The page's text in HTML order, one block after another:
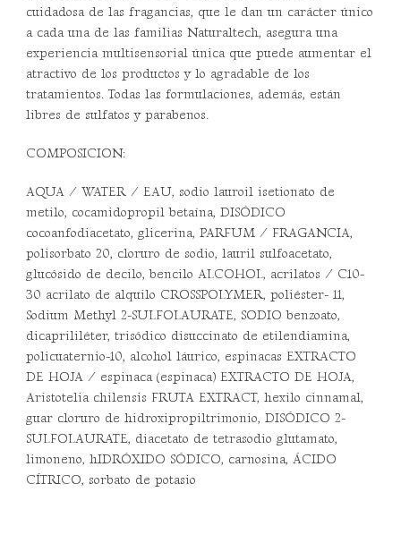
cuidadosa de las fragancias, que le dan un carácter único
a cada una de las familias Naturaltech, asegura una
experiencia multisensorial única que puede aumentar el
atractivo de los productos y lo agradable de los
tratamientos. Todas las formulaciones, además, están
libres de sulfatos y parabenos.
COMPOSICION:
AQUA / WATER / EAU, sodio lauroil isetionato de
metilo, cocamidopropil betaína, DISÓDICO
cocoanfodiacetato, glicerina, PARFUM / FRAGANCIA,
polisorbato 20, cloruro de sodio, lauril sulfoacetato,
glucósido de decilo, bencilo ALCOHOL, acrilatos / C10-
30 acrilato de alquilo CROSSPOLYMER, poliéster- 11,
Sodium Methyl 2-SULFOLAURATE, SODIO benzoato,
dicaprililéter, trisódico disuccinato de etilendiamina,
policuaternio-10, alcohol láurico, espinacas EXTRACTO
DE HOJA / espinaca (espinaca) EXTRACTO DE HOJA,
Aristotelia chilensis FRUTA EXTRACT, hexilo cinnamal,
guar cloruro de hidroxipropiltrimonio, DISÓDICO 2-
SULFOLAURATE, diacetato de tetrasodio glutamato,
limoneno, hIDRÓXIDO SÓDICO, carnosina, ÁCIDO
CÍTRICO, sorbato de potasio